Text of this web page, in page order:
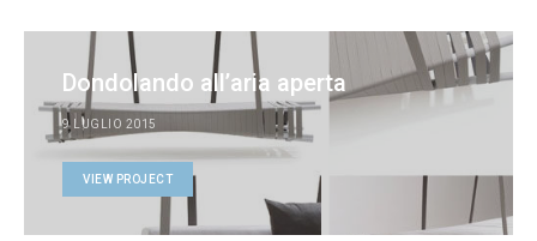
Dondolando all’aria aperta
9 LUGLIO 2015
VIEW PROJECT